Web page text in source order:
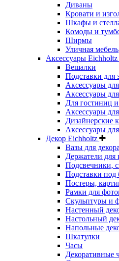
Диваны
Кровати и
Шкафы и
Комоды и
Ширмы
Уличная мебель
Аксессуары Eichholtz
Вешалки
Подставки для
Аксессуары
Аксессуары
Для гостиниц и
Аксессуары
Дизайнерские
Аксессуары
Декор Eichholtz
Вазы для
Держатели для
Подсвечники,
Подставки под
Постеры,
Рамки для
Скульптуры и
Настенный
Настольный
Напольные
Шкатулки
Часы
Декоративные